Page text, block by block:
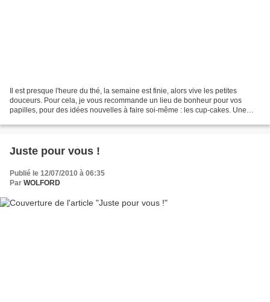
Il est presque l'heure du thé, la semaine est finie, alors vive les petites
douceurs. Pour cela, je vous recommande un lieu de bonheur pour vos
papilles, pour des idées nouvelles à faire soi-même : les cup-cakes. Une
Juste pour vous !
Publié le 12/07/2010 à 06:35
Par WOLFORD